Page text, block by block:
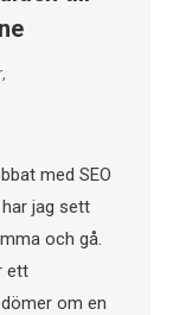
,
med SEO
jag sett
och gå.
ett
om en